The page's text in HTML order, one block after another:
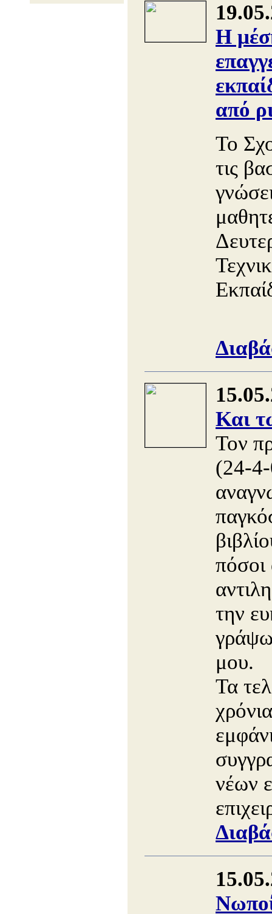
Η
από
Το
τις
Και
Τον
(24-
την
γράψω
μου.
Τα
νέων